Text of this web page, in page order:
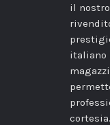
il
italiano